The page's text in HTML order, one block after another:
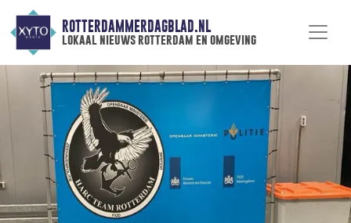
ROTTERDAMMERDAGBLAD.NL
lokaal nieuws rotterdam en omgeving